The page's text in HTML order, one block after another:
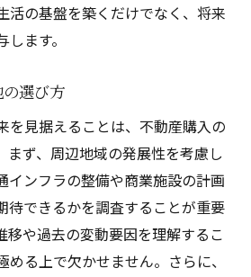
活の基盤を築くだけでなく、将来
ます。
選び方
を見据えることは、不動産購入の
まず、周辺地域の発展性を考慮し
インフラの整備や商業施設の計画
待できるかを調査することが重要
移や過去の変動要因を理解するこ
める上で欠かせません。さらに、